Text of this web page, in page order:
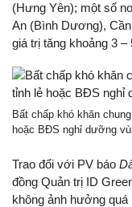
(Hưng Yên); một số
An (Bình Dương),
giá trị tăng khoảng 3
Bất chấp khó khăn
hoặc BĐS nghỉ dưỡng
Trao đổi với PV báo
đồng Quản trị ID
không ảnh hưởng quá